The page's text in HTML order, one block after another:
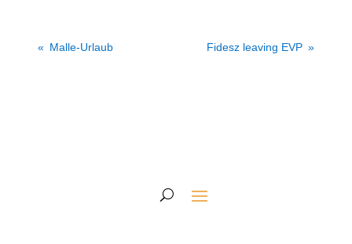
Malle-Urlaub Fidesz leaving EVP